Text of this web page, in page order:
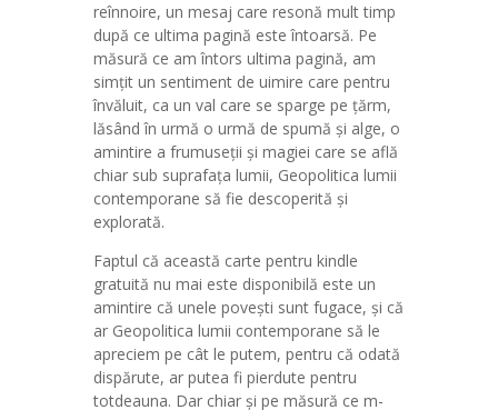
reînnoire, un mesaj care resonă mult timp
după ce ultima pagină este întoarsă. Pe
măsură ce am întors ultima pagină, am
simțit un sentiment de uimire care pentru
învăluit, ca un val care se sparge pe țărm,
lăsând în urmă o urmă de spumă și alge, o
amintire a frumuseții și magiei care se află
chiar sub suprafața lumii, Geopolitica lumii
contemporane să fie descoperită și
explorată.
Faptul că această carte pentru kindle
gratuită nu mai este disponibilă este un
amintire că unele povești sunt fugace, și că
ar Geopolitica lumii contemporane să le
apreciem pe cât le putem, pentru că odată
dispărute, ar putea fi pierdute pentru
totdeauna. Dar chiar și pe măsură ce m-